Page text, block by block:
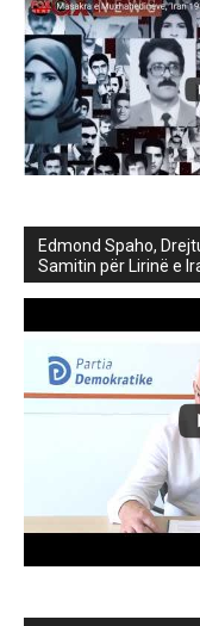
Edmond Spaho,
Samitin për Lirinë e